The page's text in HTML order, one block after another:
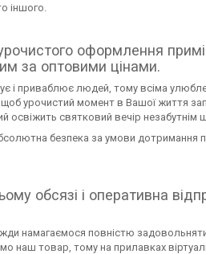
іншого.
оформлення
за оптовими цінами.
і приваблює людей, тому всіма
щоб урочистий момент в Вашої життя
освіжить святковий вечір незабутнім
безпека за умови
обсязі і оперативна
намагаємося повністю
товар, тому на прилавках